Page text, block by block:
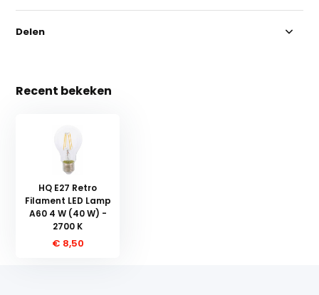
Delen
Recent bekeken
HQ E27 Retro
Filament LED Lamp
A60 4 W (40 W) -
2700 K
€ 8,50